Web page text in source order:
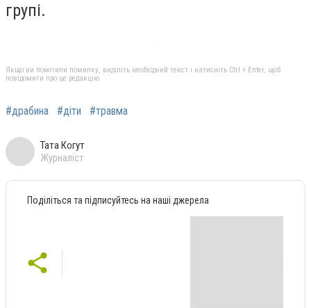
групі.
Якщо ви помітили помилку, виділіть необхідний текст і натисніть Ctrl + Enter, щоб
повідомити про це редакцію
#драбина #діти #травма
Тата Когут
Журналіст
Поділіться та підписуйтесь на наші джерела